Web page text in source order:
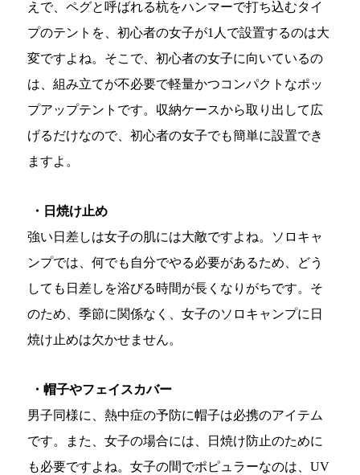
えで、ペグと呼ばれる杭をハンマーで打ち込むタイ
プのテントを、初心者の女子が1人で設置するのは大
変ですよね。そこで、初心者の女子に向いているの
は、組み立てが不必要で軽量かつコンパクトなポッ
プアップテントです。収納ケースから取り出して広
げるだけなので、初心者の女子でも簡単に設置でき
ますよ。
・日焼け止め
強い日差しは女子の肌には大敵ですよね。ソロキャ
ンプでは、何でも自分でやる必要があるため、どう
しても日差しを浴びる時間が長くなりがちです。そ
のため、季節に関係なく、女子のソロキャンプに日
焼け止めは欠かせません。
・帽子やフェイスカバー
男子同様に、熱中症の予防に帽子は必携のアイテム
です。また、女子の場合には、日焼け防止のために
も必要ですよね。女子の間でポピュラーなのは、UV